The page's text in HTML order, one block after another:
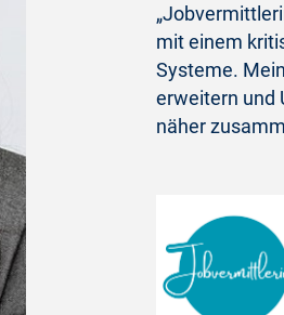
mit einem
Systeme.
erweitern und
näher